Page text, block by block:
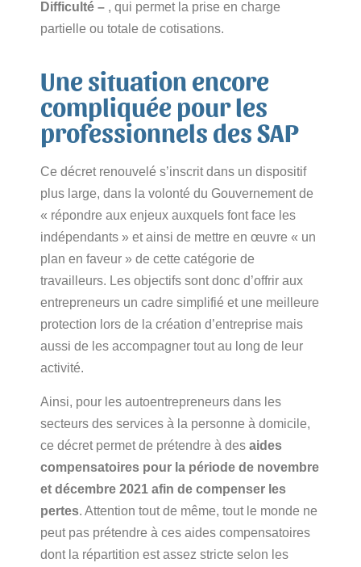
Difficulté – , qui permet la prise en charge
partielle ou totale de cotisations.
Une situation encore
compliquée pour les
professionnels des SAP
Ce décret renouvelé s’inscrit dans un dispositif
plus large, dans la volonté du Gouvernement de
« répondre aux enjeux auxquels font face les
indépendants » et ainsi de mettre en œuvre « un
plan en faveur » de cette catégorie de
travailleurs. Les objectifs sont donc d’offrir aux
entrepreneurs un cadre simplifié et une meilleure
protection lors de la création d’entreprise mais
aussi de les accompagner tout au long de leur
activité.
Ainsi, pour les autoentrepreneurs dans les
secteurs des services à la personne à domicile,
ce décret permet de prétendre à des aides
compensatoires pour la période de novembre
et décembre 2021 afin de compenser les
pertes. Attention tout de même, tout le monde ne
peut pas prétendre à ces aides compensatoires
dont la répartition est assez stricte selon les